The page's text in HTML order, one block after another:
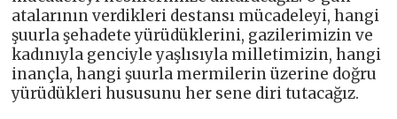
atalarının verdikleri destansı mücadeleyi, hangi
şuurla şehadete yürüdüklerini, gazilerimizin ve
kadınıyla genciyle yaşlısıyla milletimizin, hangi
inançla, hangi şuurla mermilerin üzerine doğru
yürüdükleri hususunu her sene diri tutacağız.